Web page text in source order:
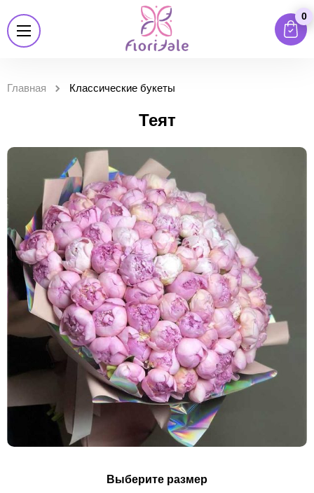
0
Главная Классические букеты
Теят
Выберите размер